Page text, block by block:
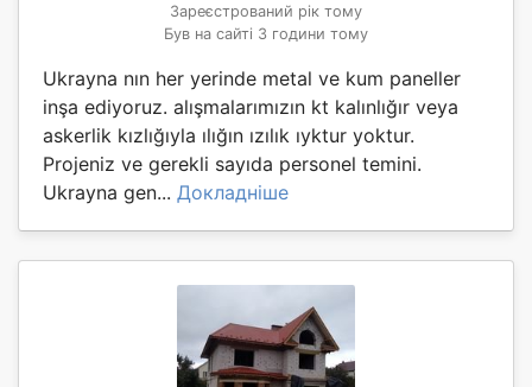
Зареєстрований рік тому
Був на сайті 3 години тому
Ukrayna nın her yerinde metal ve kum paneller
inşa ediyoruz. alışmalarımızın kt kalınlığır veya
askerlik kızlığıyla ılığın ızılık ıyktur yoktur.
Projeniz ve gerekli sayıda personel temini.
Ukrayna gen... Докладніше